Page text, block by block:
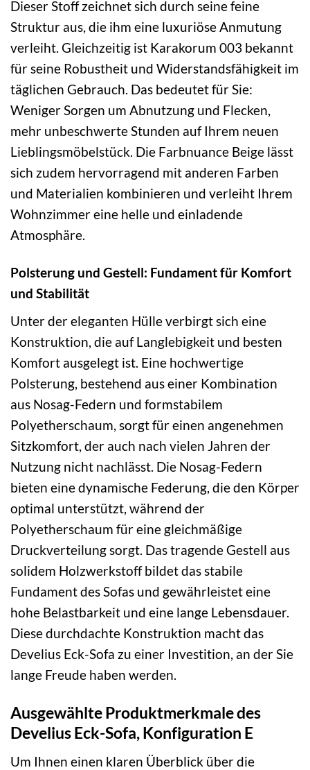
Dieser Stoff zeichnet sich durch seine feine
Struktur aus, die ihm eine luxuriöse Anmutung
verleiht. Gleichzeitig ist Karakorum 003 bekannt
für seine Robustheit und Widerstandsfähigkeit im
täglichen Gebrauch. Das bedeutet für Sie:
Weniger Sorgen um Abnutzung und Flecken,
mehr unbeschwerte Stunden auf Ihrem neuen
Lieblingsmöbelstück. Die Farbnuance Beige lässt
sich zudem hervorragend mit anderen Farben
und Materialien kombinieren und verleiht Ihrem
Wohnzimmer eine helle und einladende
Atmosphäre.
Polsterung und Gestell: Fundament für Komfort
und Stabilität
Unter der eleganten Hülle verbirgt sich eine
Konstruktion, die auf Langlebigkeit und besten
Komfort ausgelegt ist. Eine hochwertige
Polsterung, bestehend aus einer Kombination
aus Nosag-Federn und formstabilem
Polyetherschaum, sorgt für einen angenehmen
Sitzkomfort, der auch nach vielen Jahren der
Nutzung nicht nachlässt. Die Nosag-Federn
bieten eine dynamische Federung, die den Körper
optimal unterstützt, während der
Polyetherschaum für eine gleichmäßige
Druckverteilung sorgt. Das tragende Gestell aus
solidem Holzwerkstoff bildet das stabile
Fundament des Sofas und gewährleistet eine
hohe Belastbarkeit und eine lange Lebensdauer.
Diese durchdachte Konstruktion macht das
Develius Eck-Sofa zu einer Investition, an der Sie
lange Freude haben werden.
Ausgewählte Produktmerkmale des
Develius Eck-Sofa, Konfiguration E
Um Ihnen einen klaren Überblick über die